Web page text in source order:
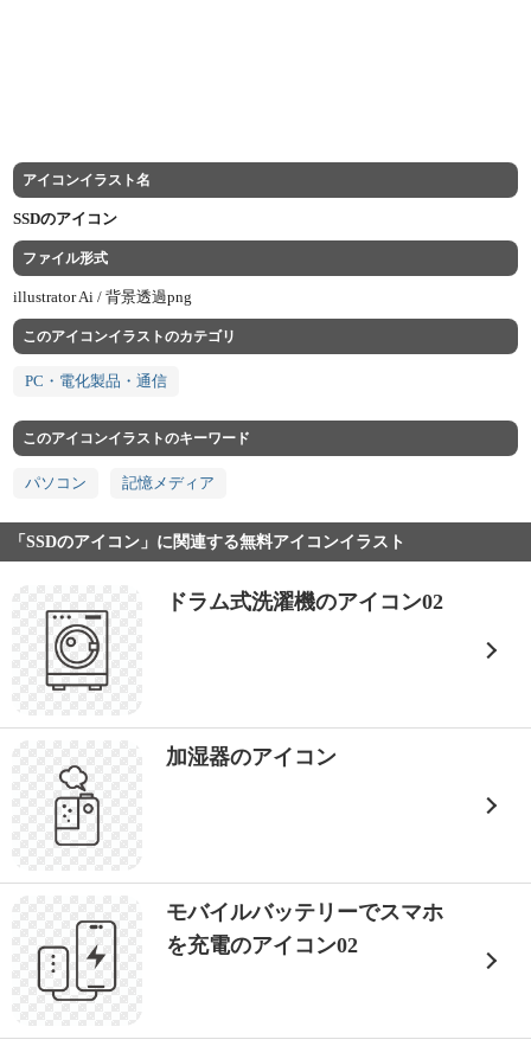
アイコンイラスト名
SSDのアイコン
ファイル形式
illustrator Ai /背景透過png
このアイコンイラストのカテゴリ
PC・電化製品・通信
このアイコンイラストのキーワード
パソコン 記憶メディア
「SSDのアイコン」に関連する無料アイコンイラスト
ドラム式洗濯機のアイコン02
加湿器のアイコン
モバイルバッテリーでスマホ
を充電のアイコン02